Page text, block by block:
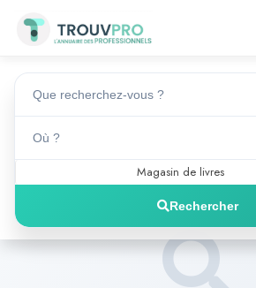
Magasin de livres
Rechercher